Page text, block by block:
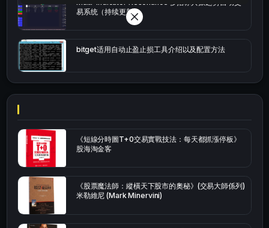
易系统（持续更新）
bitget适用自动止盈止损工具介绍以及配置方法
《短線分時圖T+0交易實戰技法：每天都抓漲停板》
股海淘金客
《股票魔法師：縱橫天下股市的奧秘》(交易大師係列)
米勒維尼 (Mark Minervini)